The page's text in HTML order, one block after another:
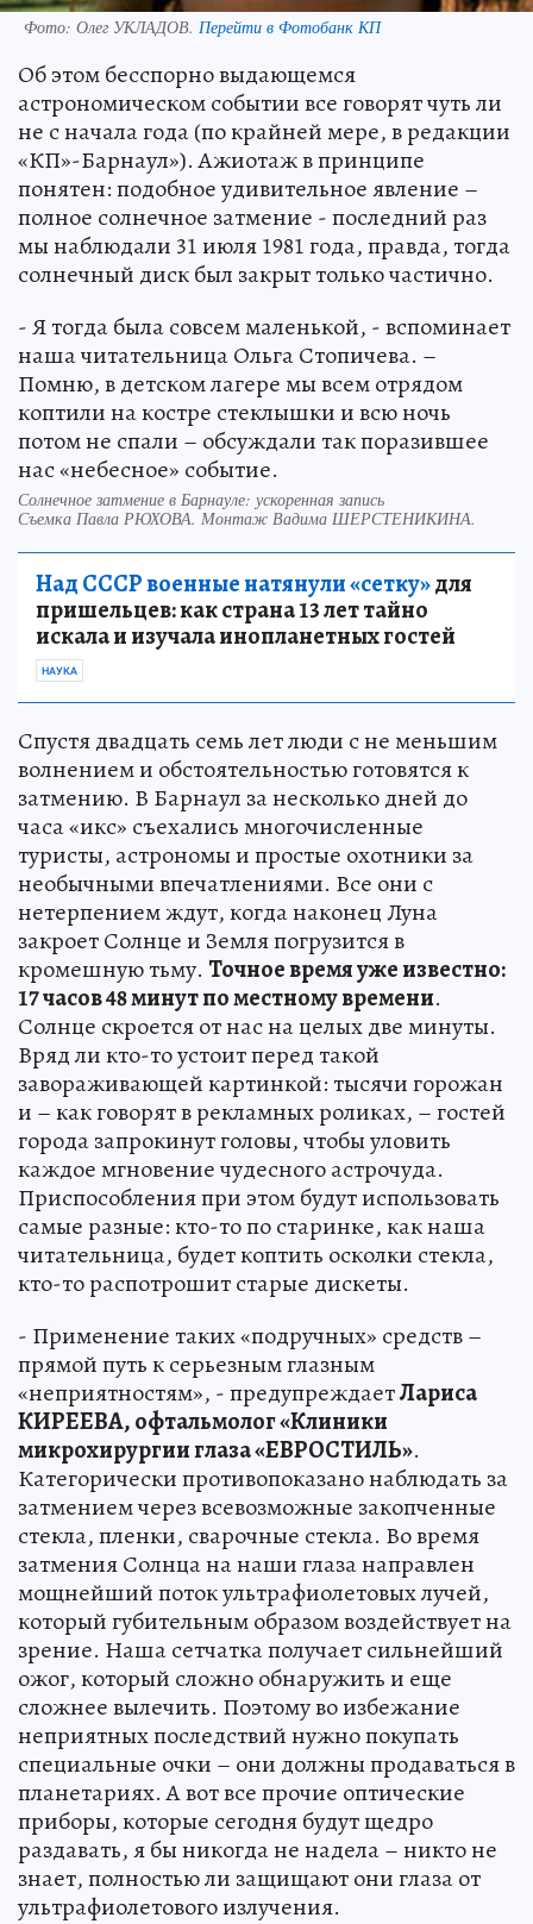
Фото: Олег УКЛАДОВ. Перейти в Фотобанк КП
Об этом бесспорно выдающемся
астрономическом событии все говорят чуть ли
не с начала года (по крайней мере, в редакции
«КП»-Барнаул»). Ажиотаж в принципе
понятен: подобное удивительное явление –
полное солнечное затмение - последний раз
мы наблюдали 31 июля 1981 года, правда, тогда
солнечный диск был закрыт только частично.
- Я тогда была совсем маленькой, - вспоминает
наша читательница Ольга Стопичева. –
Помню, в детском лагере мы всем отрядом
коптили на костре стеклышки и всю ночь
потом не спали – обсуждали так поразившее
нас «небесное» событие.
Солнечное затмение в Барнауле: ускоренная запись
Съемка Павла РЮХОВА. Монтаж Вадима ШЕРСТЕНИКИНА.
Над СССР военные натянули «сетку»для
пришельцев: как страна 13 лет тайно
искала и изучала инопланетных гостей
НАУКА
Спустя двадцать семь лет люди с не меньшим
волнением и обстоятельностью готовятся к
затмению. В Барнаул за несколько дней до
часа «икс» съехались многочисленные
туристы, астрономы и простые охотники за
необычными впечатлениями. Все они с
нетерпением ждут, когда наконец Луна
закроет Солнце и Земля погрузится в
кромешную тьму. Точное время уже известно:
17 часов 48 минут по местному времени.
Солнце скроется от нас на целых две минуты.
Вряд ли кто-то устоит перед такой
завораживающей картинкой: тысячи горожан
и – как говорят в рекламных роликах, – гостей
города запрокинут головы, чтобы уловить
каждое мгновение чудесного астрочуда.
Приспособления при этом будут использовать
самые разные: кто-то по старинке, как наша
читательница, будет коптить осколки стекла,
кто-то распотрошит старые дискеты.
- Применение таких «подручных» средств –
прямой путь к серьезным глазным
«неприятностям», - предупреждаетЛариса
КИРЕЕВА, офтальмолог «Клиники
микрохирургии глаза «ЕВРОСТИЛЬ».
Категорически противопоказано наблюдать за
затмением через всевозможные закопченные
стекла, пленки, сварочные стекла. Во время
затмения Солнца на наши глаза направлен
мощнейший поток ультрафиолетовых лучей,
который губительным образом воздействует на
зрение. Наша сетчатка получает сильнейший
ожог, который сложно обнаружить и еще
сложнее вылечить. Поэтому во избежание
неприятных последствий нужно покупать
специальные очки – они должны продаваться в
планетариях. А вот все прочие оптические
приборы, которые сегодня будут щедро
раздавать, я бы никогда не надела – никто не
знает, полностью ли защищают они глаза от
ультрафиолетового излучения.